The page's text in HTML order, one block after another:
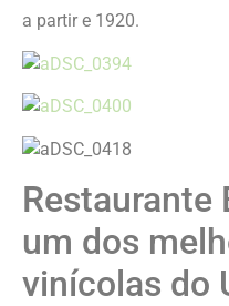
a partir e 1920.
Restaurante
um dos
vinícolas do